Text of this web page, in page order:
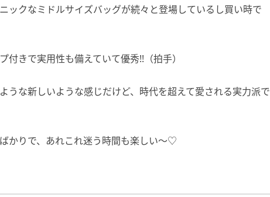
ックなミドルサイズバッグが続々と登場しているし買い時で
付きで実用性も備えていて優秀!!（拍手）
うな新しいような感じだけど、時代を超えて愛される実力派で
かりで、あれこれ迷う時間も楽しい〜♡